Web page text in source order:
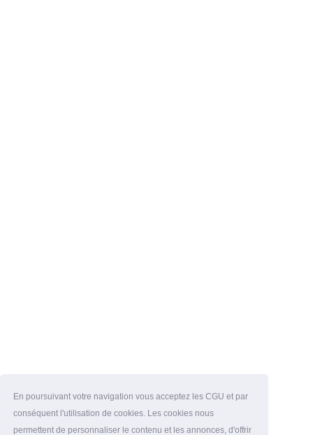
En poursuivant votre navigation vous acceptez les CGU et par
conséquent l'utilisation de cookies. Les cookies nous
permettent de personnaliser le contenu et les annonces, d'offrir